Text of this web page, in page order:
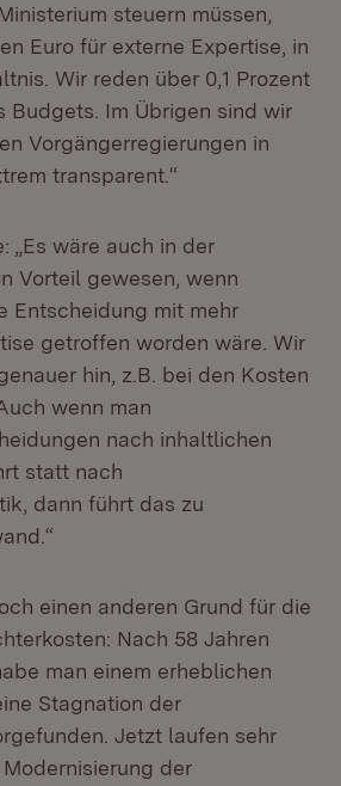
steuern müssen,
Euro für externe Expertise, in
Wir reden über 0,1 Prozent
Budgets. Im Übrigen sind wir
Vorgängerregierungen in
transparent.“
„Es wäre auch in der
Vorteil gewesen, wenn
Entscheidung mit mehr
getroffen worden wäre. Wir
hin, z.B. bei den Kosten
wenn man
nach inhaltlichen
statt nach
dann führt das zu
einen anderen Grund für die
Nach 58 Jahren
man einem erheblichen
Stagnation der
Jetzt laufen sehr
der